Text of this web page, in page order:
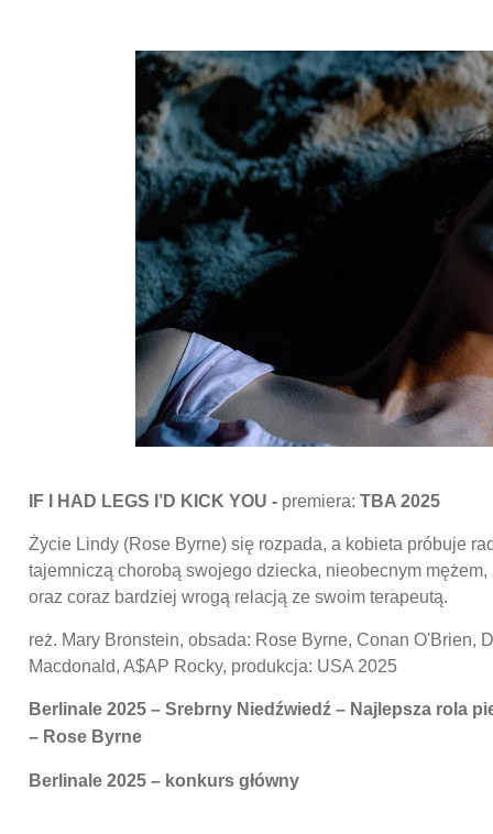
IF I HAD LEGS I’D KICK YOU - premiera: TBA 2025
Życie Lindy (Rose Byrne) się rozpada, a kobieta próbuje
tajemniczą chorobą swojego dziecka, nieobecnym
oraz coraz bardziej wrogą relacją ze swoim terapeutą.
reż. Mary Bronstein, obsada: Rose Byrne, Conan O'Brien,
Macdonald, A$AP Rocky, produkcja: USA 2025
Berlinale 2025 – Srebrny Niedźwiedź – Najlepsza rola
– Rose Byrne
Berlinale 2025 – konkurs główny